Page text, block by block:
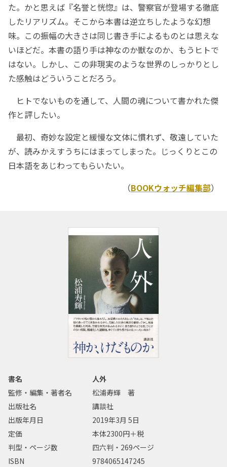
た。かと思えば『名誉と恍惚』は、警察官が登場する徹底
したリアリズム。そこから本書は逆立ちしたような幻想
味。この振幅の大きさは同じ書き手によるものとは思えな
いほどだ。本書の語り手は神なのか獣なのか、もうヒトで
はない。しかし、この非現実のような世界のしっかりとし
た感触はどういうことだろう。
ヒトでないものを通して、人間の魂について書かれた傑
作と評したい。
最初、奇妙な設定と緩慢な文体に慣れず、敬遠していた
が、読みかえすうちにはまってしまった。じっくりとこの
日本語をあじわってもらいたい。
（BOOKウォッチ編集部）
書名
人外
監修・編集・著者名
松浦寿輝 著
出版社名
講談社
出版年月日
2019年3月 5日
定価
本体2300円＋税
判型・ページ数
四六判・269ページ
ISBN
9784065147245